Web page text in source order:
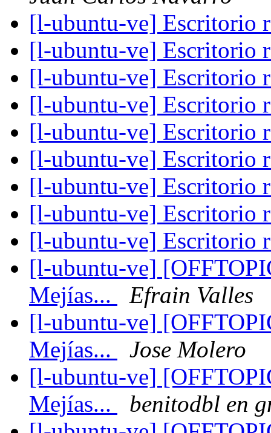
[l-ubuntu-ve] Escritorio
[l-ubuntu-ve] Escritorio
[l-ubuntu-ve] Escritorio
[l-ubuntu-ve] Escritorio
[l-ubuntu-ve] Escritorio
[l-ubuntu-ve] Escritorio
[l-ubuntu-ve] Escritorio
[l-ubuntu-ve] Escritorio
[l-ubuntu-ve] Escritorio
[l-ubuntu-ve]
Mejías...
Efrain Valles
[l-ubuntu-ve]
Mejías...
Jose Molero
[l-ubuntu-ve]
Mejías...
benitodbl en